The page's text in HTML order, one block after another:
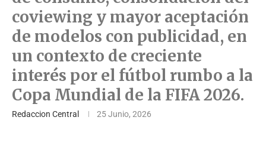
coviewing y mayor aceptación
de modelos con publicidad, en
un contexto de creciente
interés por el fútbol rumbo a la
Copa Mundial de la FIFA 2026.
Redaccion Central 25 Junio, 2026